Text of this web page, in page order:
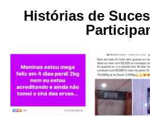
Histórias de